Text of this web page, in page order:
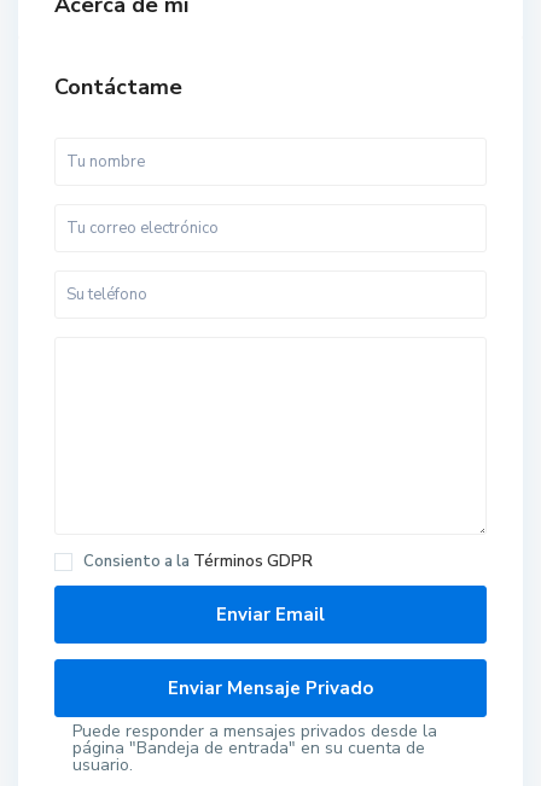
Contáctame
Consiento a la Términos GDPR
Puede responder a mensajes privados desde la
página "Bandeja de entrada" en su cuenta de
usuario.